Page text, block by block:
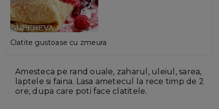
Clatite gustoase cu zmeura
Amesteca pe rand ouale, zaharul, uleiul, sarea,
laptele si faina. Lasa ametecul la rece timp de 2
ore, dupa care poti face clatitele.